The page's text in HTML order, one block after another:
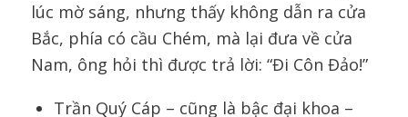
lúc mờ sáng, nhưng thấy không dẫn ra cửa
Bắc, phía có cầu Chém, mà lại đưa về cửa
Nam, ông hỏi thì được trả lời: “Đi Côn Đảo!”
Trần Quý Cáp – cũng là bậc đại khoa –